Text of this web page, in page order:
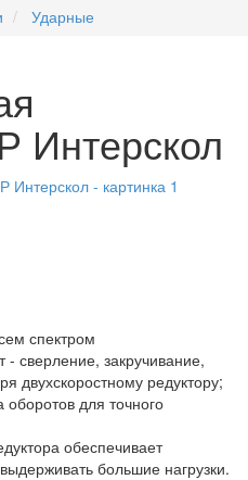
Ударные
Интерскол
спектром
сверление, закручивание,
двухскоростному редуктору;
оборотов для точного
обеспечивает
большие нагрузки.